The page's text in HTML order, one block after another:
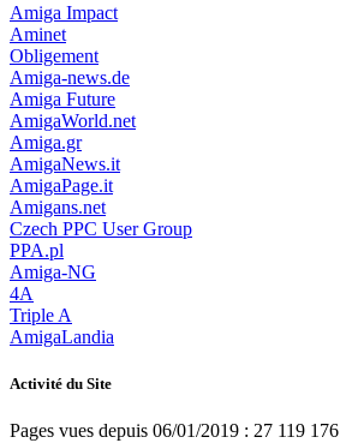
Amiga Impact
Aminet
Obligement
Amiga-news.de
Amiga Future
AmigaWorld.net
Amiga.gr
AmigaNews.it
AmigaPage.it
Amigans.net
Czech PPC User Group
PPA.pl
Amiga-NG
4A
Triple A
AmigaLandia
Activité du Site
Pages vues depuis 06/01/2019 : 27 119 176